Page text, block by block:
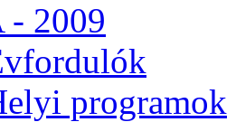
- 2009
prog­ra­mok